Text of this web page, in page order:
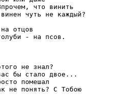
что винить
чyть не каждый?
отцов
- на псов.
не знал?
бы стало двое...
помешал
не понять? С Тобою